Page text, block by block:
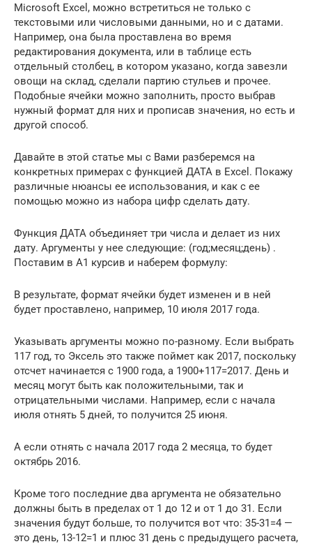
Microsoft Excel, можно встретиться не только с
текстовыми или числовыми данными, но и с датами.
Например, она была проставлена во время
редактирования документа, или в таблице есть
отдельный столбец, в котором указано, когда завезли
овощи на склад, сделали партию стульев и прочее.
Подобные ячейки можно заполнить, просто выбрав
нужный формат для них и прописав значения, но есть и
другой способ.
Давайте в этой статье мы с Вами разберемся на
конкретных примерах с функцией ДАТА в Excel. Покажу
различные нюансы ее использования, и как с ее
помощью можно из набора цифр сделать дату.
Функция ДАТА объединяет три числа и делает из них
дату. Аргументы у нее следующие: (год;месяц;день) .
Поставим в А1 курсив и наберем формулу:
В результате, формат ячейки будет изменен и в ней
будет проставлено, например, 10 июля 2017 года.
Указывать аргументы можно по-разному. Если выбрать
117 год, то Эксель это также поймет как 2017, поскольку
отсчет начинается с 1900 года, а 1900+117=2017. День и
месяц могут быть как положительными, так и
отрицательными числами. Например, если с начала
июля отнять 5 дней, то получится 25 июня.
А если отнять с начала 2017 года 2 месяца, то будет
октябрь 2016.
Кроме того последние два аргумента не обязательно
должны быть в пределах от 1 до 12 и от 1 до 31. Если
значения будут больше, то получится вот что: 35-31=4 —
это день, 13-12=1 и плюс 31 день с предыдущего расчета,